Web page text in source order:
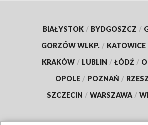
BIAŁYSTOK / BYDGOSZCZ /
GORZÓW WLKP. / KATOWICE
KRAKÓW / LUBLIN / ŁÓDŹ /
OPOLE / POZNAŃ /
SZCZECIN / WARSZAWA /